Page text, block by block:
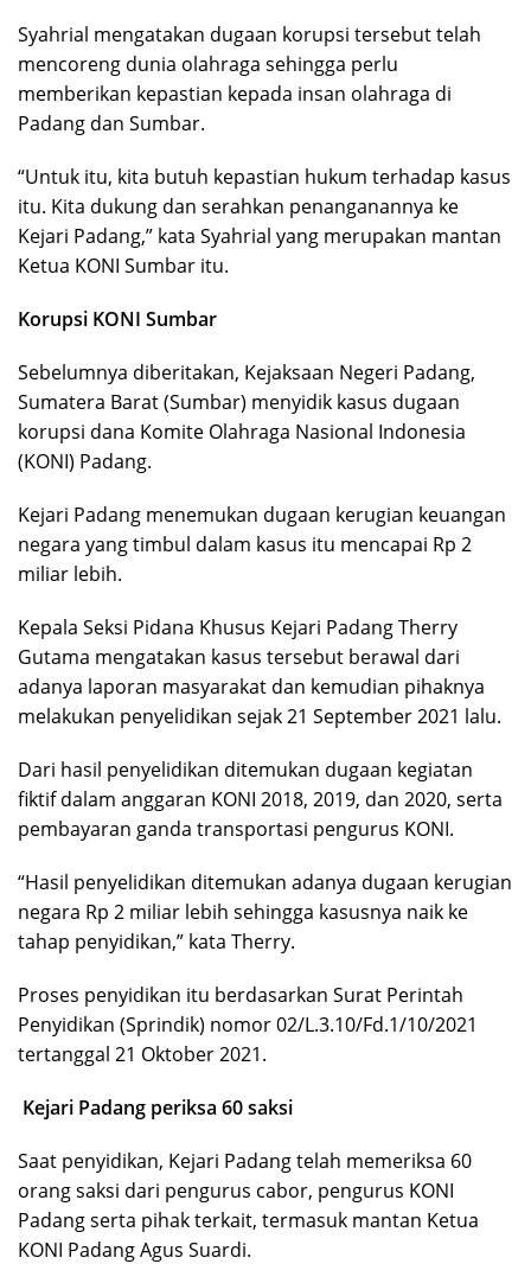
Syahrial mengatakan dugaan korupsi tersebut telah
mencoreng dunia olahraga sehingga perlu
memberikan kepastian kepada insan olahraga di
Padang dan Sumbar.
“Untuk itu, kita butuh kepastian hukum terhadap kasus
itu. Kita dukung dan serahkan penanganannya ke
Kejari Padang,” kata Syahrial yang merupakan mantan
Ketua KONI Sumbar itu.
Korupsi KONI Sumbar
Sebelumnya diberitakan, Kejaksaan Negeri Padang,
Sumatera Barat (Sumbar) menyidik kasus dugaan
korupsi dana Komite Olahraga Nasional Indonesia
(KONI) Padang.
Kejari Padang menemukan dugaan kerugian keuangan
negara yang timbul dalam kasus itu mencapai Rp 2
miliar lebih.
Kepala Seksi Pidana Khusus Kejari Padang Therry
Gutama mengatakan kasus tersebut berawal dari
adanya laporan masyarakat dan kemudian pihaknya
melakukan penyelidikan sejak 21 September 2021 lalu.
Dari hasil penyelidikan ditemukan dugaan kegiatan
fiktif dalam anggaran KONI 2018, 2019, dan 2020, serta
pembayaran ganda transportasi pengurus KONI.
“Hasil penyelidikan ditemukan adanya dugaan kerugian
negara Rp 2 miliar lebih sehingga kasusnya naik ke
tahap penyidikan,” kata Therry.
Proses penyidikan itu berdasarkan Surat Perintah
Penyidikan (Sprindik) nomor 02/L.3.10/Fd.1/10/2021
tertanggal 21 Oktober 2021.
Kejari Padang periksa 60 saksi
Saat penyidikan, Kejari Padang telah memeriksa 60
orang saksi dari pengurus cabor, pengurus KONI
Padang serta pihak terkait, termasuk mantan Ketua
KONI Padang Agus Suardi.